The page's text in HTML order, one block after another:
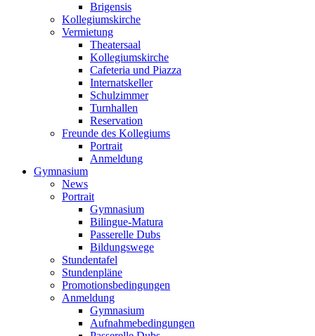
Brigensis
Kollegiumskirche
Vermietung
Theatersaal
Kollegiumskirche
Cafeteria und Piazza
Internatskeller
Schulzimmer
Turnhallen
Reservation
Freunde des Kollegiums
Portrait
Anmeldung
Gymnasium
News
Portrait
Gymnasium
Bilingue-Matura
Passerelle Dubs
Bildungswege
Stundentafel
Stundenpläne
Promotionsbedingungen
Anmeldung
Gymnasium
Aufnahmebedingungen